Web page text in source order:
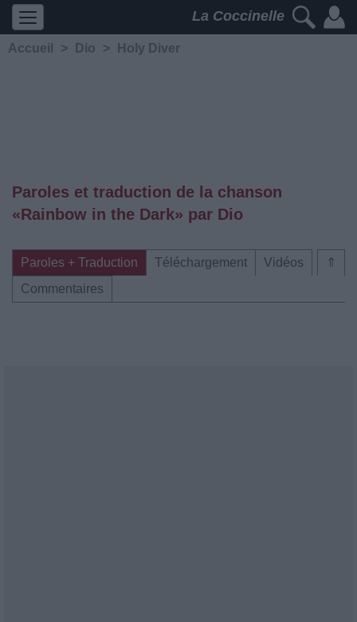
La Coccinelle
Accueil > Dio > Holy Diver
Paroles et traduction de la chanson
«Rainbow in the Dark» par Dio
⇑
Paroles + Traduction Téléchargement
Vidéos
Commentaires